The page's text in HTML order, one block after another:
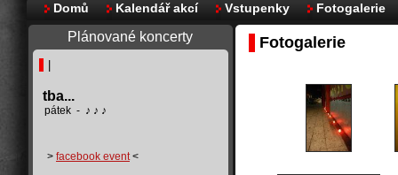
Domů Kalendář akcí Vstupenky Fotogalerie
Plánované koncerty
tba...
pátek - ♪ ♪ ♪
> facebook event<
Fotogalerie